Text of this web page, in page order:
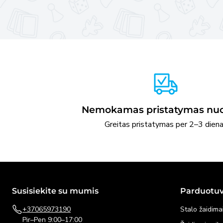
Nemokamas pristatymas
Greitas pristatymas per 2–3
Susisiekite su mumis
+37065973190
Pir–Pen 9:00–17:00
Stalo žaidimai